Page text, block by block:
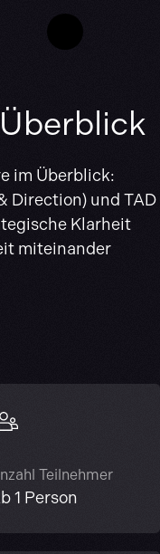
im Überblick:
Direction) und TAD
Klarheit
miteinander
Teilnehmer
1 Person